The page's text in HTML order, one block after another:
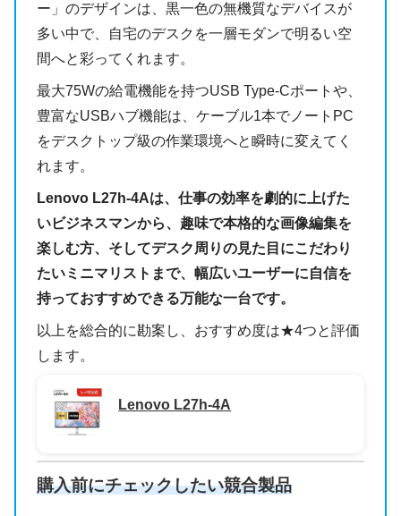
ー」のデザインは、黒一色の無機質なデバイスが
多い中で、自宅のデスクを一層モダンで明るい空
間へと彩ってくれます。
最大75Wの給電機能を持つUSB Type-Cポートや、
豊富なUSBハブ機能は、ケーブル1本でノートPC
をデスクトップ級の作業環境へと瞬時に変えてく
れます。
Lenovo L27h-4Aは、仕事の効率を劇的に上げた
いビジネスマンから、趣味で本格的な画像編集を
楽しむ方、そしてデスク周りの見た目にこだわり
たいミニマリストまで、幅広いユーザーに自信を
持っておすすめできる万能な一台です。
以上を総合的に勘案し、おすすめ度は★4つと評価
します。
Lenovo L27h-4A
購入前にチェックしたい競合製品